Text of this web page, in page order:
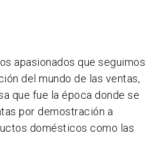
apasionados que seguimos
del mundo de las ventas,
que fue la época donde se
por demostración a
domésticos como las